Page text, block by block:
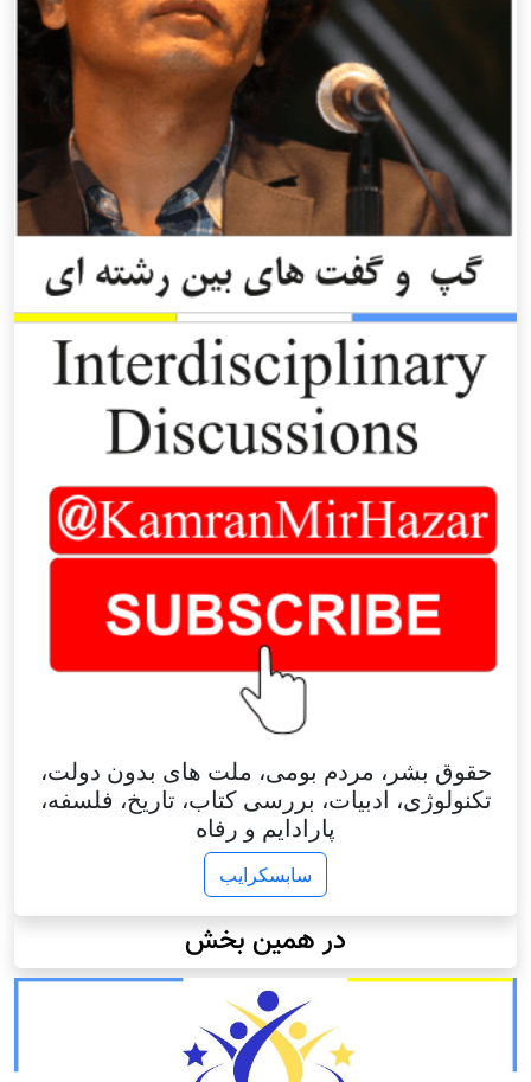
حقوق بشر، مردم بومی، ملت های بدون دولت،
تکنولوژی، ادبیات، بررسی کتاب، تاریخ، فلسفه،
پارادایم و رفاه
سابسکرایب
در همین بخش